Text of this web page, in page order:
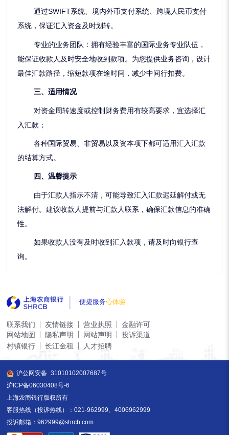
通过SWIFT系统、境内外币支付系统、跨境人民币支付
系统，保证汇入资金及时划转。
专业的业务团队：拥有经验丰富的国际业务专业队伍，
能保证收款人及时安全地收到款项。为您提供业务咨询，设计
最佳汇款路径，缩短款项在途时间，减少中间行扣费。
三、适用情况
对资金周转速度或控制财务费用有较高要求，宜选择汇
入汇款；
各种国际贸易、非贸易以及资本项下都可适用汇入汇款
的结算方式。
四、温馨提示
由于汇款人指示不清，可能导致汇入汇款迟延解付或无
法解付。建议收款人提前与汇款人联系，确保汇款信息的准确
性。
如果收款人没有及时收到汇入款项，请及时向银行查
询。
便捷服务心体验
联系我们 友情链接 营业执照
金融许可
网站地图
隐私声明 网站声明
投诉渠道
村镇银行
长江金租 人才招聘
沪公网安备 31010102007687号
沪ICP备06030408号-6
上海农商银行版权所有
客服热线（投诉热线）：021-962999、4006962999
投诉邮箱：962999@shrcb.com